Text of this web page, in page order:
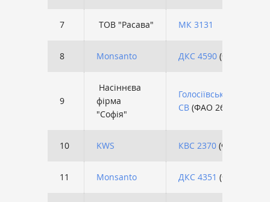
7 ТОВ "Расава" МК 3131
8 Monsanto ДКС 4590 (ФАО 360)
9
Насіннєва
фірма
"Софія"
Голосіївський 260
СВ (ФАО 260)
10 KWS КВС 2370 (ФАО 280)
11 Monsanto ДКС 4351 (ФАО 350)